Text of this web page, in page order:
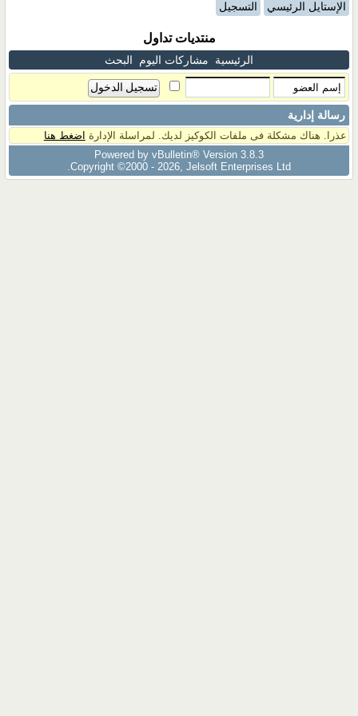
الإستايل الرئيسي التسجيل
منتديات تداول
الرئيسية مشاركات اليوم البحث
رسالة إدارية
عذرا. هناك مشكلة فى ملفات الكوكيز لديك. لمراسلة الإدارة اضغط هنا
Powered by vBulletin® Version 3.8.3
Copyright ©2000 - 2026, Jelsoft Enterprises Ltd.